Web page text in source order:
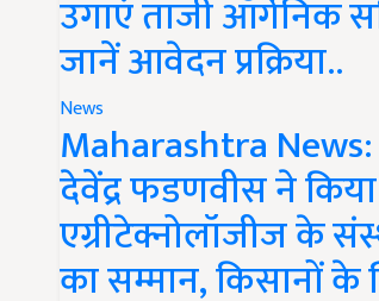
उगाएं ताजी ऑर्गेनिक
जानें आवेदन प्रक्रिया..
News
Maharashtra
देवेंद्र फडणवीस ने किया
एग्रीटेक्नोलॉजीज के
का सम्मान, किसानों के